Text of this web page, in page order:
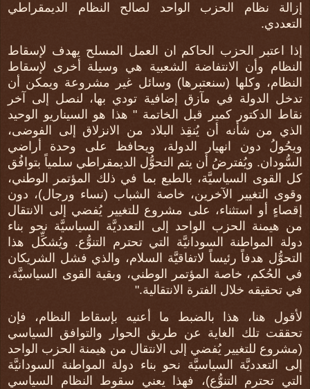
إزالة نظام الحزب الواحد لصالح النظام الديمقراطي
التعددي.
إذا اعتبر الحزب الحاكم ان العمل المسلح يهدف لإسقاط
النظام وأن الانتفاضة الشعبية هي وسيلة أخرى لإسقاط
النظام، وكلها (سنعتبرها) وسائل غير مشروعة ويمكن أن
تدخل الدولة في مآزق إضافية تودي بها، لنصل إلى آخر
نقاط الدكتور كمير قبل الخاتمة " هذا هو السيناريو الوحيد
الذي من شأنه أن يُنقِذ البلاد من الانزلاق إلى الفوضى،
ويحُولُ دون انهيار الدولة، ويحافظ على وحدة أراضي
السُّودان. ويُفترضُ أن يتم التحوُّل الديمقراطي سلمياً بتوافُق
كل القوى السياسيَّة، بالطبع بما في ذلك المؤتمر الوطني،
وقوى التغيير الآخرين، خاصة الشباب (نساء ورجال)، دون
إقصاءٍ أو استثناء، على مشروع للتغيير يُفضي إلى الانتقال
من هيمنة الحزب الواحد إلى التعدديَّة السياسيَّة نحو بناء
دولة المواطنة السودانيَّة التي تحترم التنوُّع. ويُشكِّل هذا
التحوُّل هدفاً رئيساً لاتفاقيَّة السلام، والذي فشل الشريكان
في الحُكم، خاصة المؤتمر الوطني، وبقية القوى السياسيَّة،
في تحقيقه خلال الفترة الانتقالية."
لأقول هنا، هذا بالضبط ما أعنيه بإسقاط النظام، فإن
تحققت تلك الغاية عن طريق الحوار والتوافق السياسي
(مشروع للتغيير يُفضي إلى الانتقال من هيمنة الحزب الواحد
إلى التعدديَّة السياسيَّة نحو بناء دولة المواطنة السودانيَّة
التي تحترم التنوُّع)، فهذا يعني سقوط النظام السياسي